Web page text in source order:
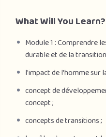
philosophie, l’ingénierie, le
développer des
du développement durable
comprendre les éléments
et à développer le recul
ces points de tension en
L’approche
semble indispensable pour
What Will You Learn?
Module 1 : Comprendre
durable et de la
l'impact de l'homme sur
concept de
concept ;
concepts de transitions ;